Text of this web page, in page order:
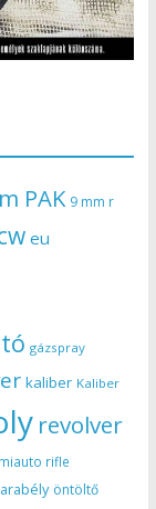
PAK 9 mm r
eu
gázspray
kaliber Kaliber
revolver
rifle
öntöltő